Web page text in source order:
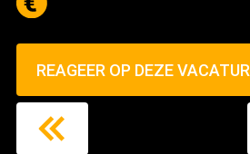
REAGEER OP DEZE